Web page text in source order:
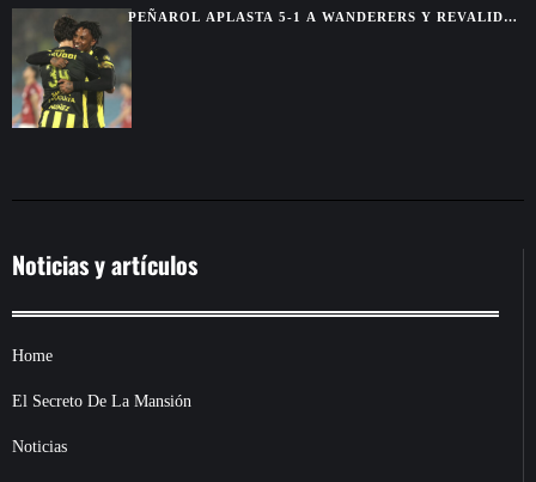
PEÑAROL APLASTA 5-1 A WANDERERS Y REVALIDA
Noticias y artículos
Home
El Secreto De La Mansión
Noticias